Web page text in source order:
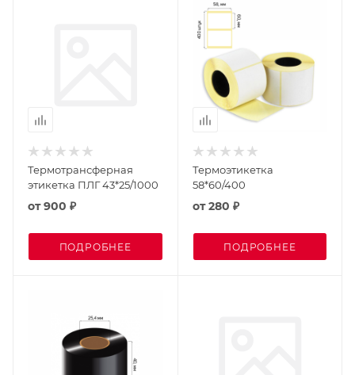
Термотрансферная
этикетка ПЛГ 43*25/1000
от900 ₽
ПОДРОБНЕЕ
Термоэтикетка
58*60/400
от280 ₽
ПОДРОБНЕЕ